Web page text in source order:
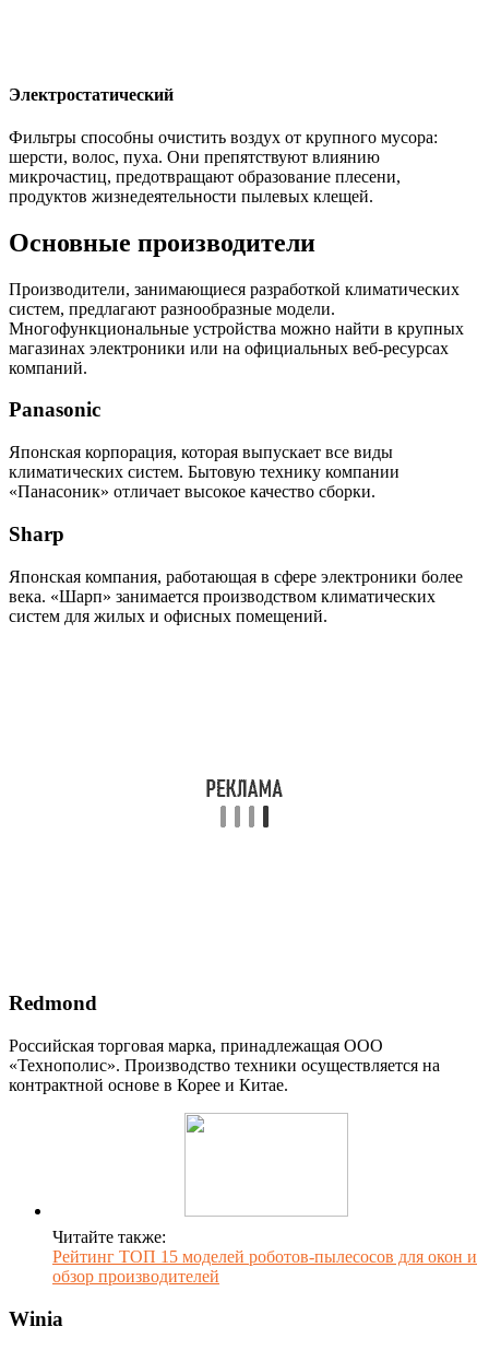
Электростатический
Фильтры способны очистить воздух от крупного мусора:
шерсти, волос, пуха. Они препятствуют влиянию
микрочастиц, предотвращают образование плесени,
продуктов жизнедеятельности пылевых клещей.
Основные производители
Производители, занимающиеся разработкой климатических
систем, предлагают разнообразные модели.
Многофункциональные устройства можно найти в крупных
магазинах электроники или на официальных веб-ресурсах
компаний.
Panasonic
Японская корпорация, которая выпускает все виды
климатических систем. Бытовую технику компании
«Панасоник» отличает высокое качество сборки.
Sharp
Японская компания, работающая в сфере электроники более
века. «Шарп» занимается производством климатических
систем для жилых и офисных помещений.
Redmond
Российская торговая марка, принадлежащая ООО
«Технополис». Производство техники осуществляется на
контрактной основе в Корее и Китае.
Читайте также:
Рейтинг ТОП 15 моделей роботов-пылесосов для окон и
обзор производителей
Winia